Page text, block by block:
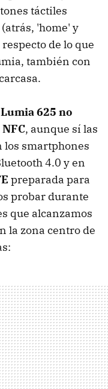
táctiles
'home' y
de lo que
también con
625 no
, aunque sí las
los smartphones
4.0 y en
preparada para
probar durante
que alcanzamos
la zona centro de